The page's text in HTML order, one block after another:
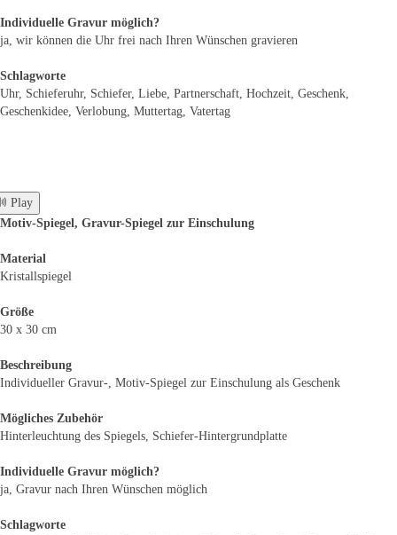
Individuelle Gravur möglich?
ja, wir können die Uhr frei nach Ihren Wünschen gravieren
Schlagworte
Uhr, Schieferuhr, Schiefer, Liebe, Partnerschaft, Hochzeit, Geschenk,
Geschenkidee, Verlobung, Muttertag, Vatertag
Play
Motiv-Spiegel, Gravur-Spiegel zur Einschulung
Material
Kristallspiegel
Größe
30 x 30 cm
Beschreibung
Individueller Gravur-, Motiv-Spiegel zur Einschulung als Geschenk
Mögliches Zubehör
Hinterleuchtung des Spiegels, Schiefer-Hintergrundplatte
Individuelle Gravur möglich?
ja, Gravur nach Ihren Wünschen möglich
Schlagworte